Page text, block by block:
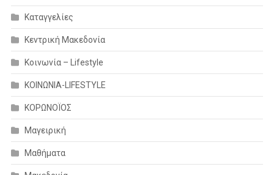
Καταγγελίες
Κεντρική Μακεδονία
Κοινωνία – Lifestyle
ΚΟΙΝΩΝΙΑ-LIFESTYLE
ΚΟΡΩΝΟΪΟΣ
Μαγειρική
Μαθήματα